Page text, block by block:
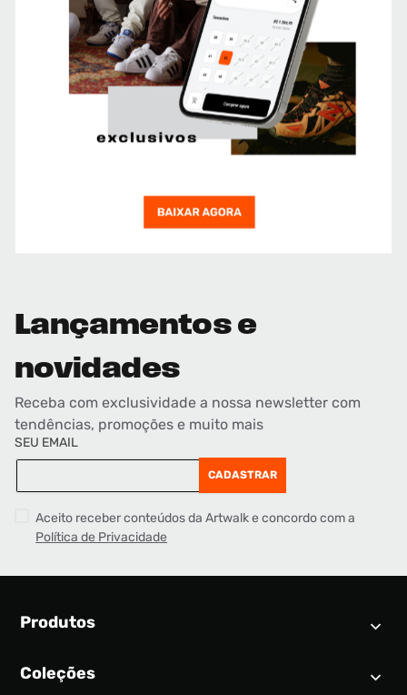
Lançamentos e
novidades
Receba com exclusividade a nossa newsletter com
tendências, promoções e muito mais
SEU EMAIL
CADASTRAR
Aceito receber conteúdos da Artwalk e concordo com a
Política de Privacidade
Produtos
Calendário SNEAKER
Coleções